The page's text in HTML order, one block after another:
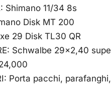
Shimano 11/34 8s
Disk MT 200
29 Disk TL30 QR
Schwalbe 29×2,40
Porta pacchi,